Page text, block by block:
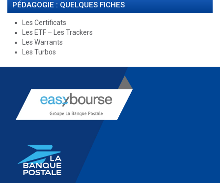
PÉDAGOGIE : QUELQUES FICHES
Les Certificats
Les ETF – Les Trackers
Les Warrants
Les Turbos